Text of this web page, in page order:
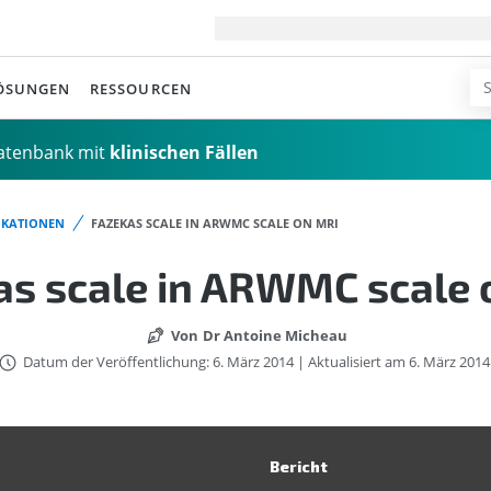
RESSOURCEN
mit klinischen Fällen
FAZEKAS SCALE IN ARWMC SCALE ON MRI
scale in ARWMC scale
Von Dr Antoine Micheau
Datum der Veröffentlichung: 6. März 2014 | Aktualisiert am 6. März 2014
Bericht